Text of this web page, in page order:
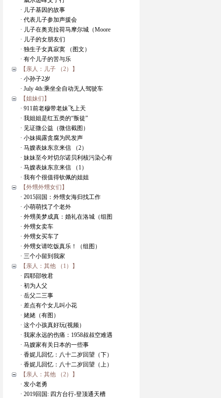
· 儿子基因的故事
· 代表儿子参加声援会
· 儿子在奥克拉荷马摩尔城（Moore
· 儿子的女朋友们
· 独生子女真寂寞 （图文）
· 有个儿子的苦与乐
【亲人：儿子 （2）】
· 小孙子2岁
· July 4th:乘坐全自动无人驾驶车
【姐妹们】
· 911前老穆带老妹飞上天
· 我姐姐是红五类的“叛徒”
· 见证微公益（微信截图）
· 小妹揭露贪腐为民发声
· 马嫂表妹东京来信 （2）
· 妹妹至今对切尔诺贝利核污染心有
· 马嫂表妹东京来信 （1）
· 我有个很值得钦佩的姐姐
【外甥外甥女们】
· 2015回国：外甥女海归找工作
· 小萌萌找了个老外
· 外甥美梦成真：婚礼在洛城（组图
· 外甥女卖车
· 外甥女买车了
· 外甥女请吃饭真乐！（组图）
· 三个小留到我家
【亲人：其他 （1）】
· 四耶邵牧君
· 初为人父
· 岳父二三事
· 差点有个女儿叫小花
· 姥姥（有图）
· 这个小孩真好玩(视频）
· 我家永远的伤痛：1958叔叔空难遇
· 马嫂家有关日本的一些事
· 香妮儿回忆：八十二岁回望（下）
· 香妮儿回忆：八十二岁回望（上）
【亲人：其他 （2）】
· 发小老勇
· 2019回国: 四方台行-登顶通天槽